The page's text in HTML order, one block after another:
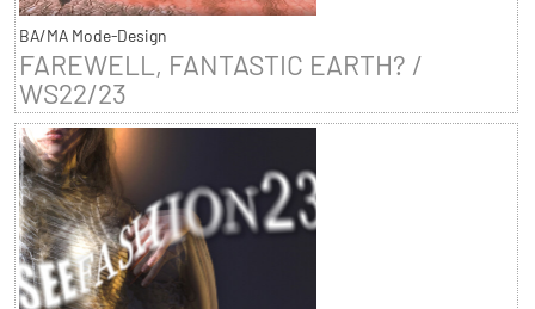
BA/MA Mode-Design
FAREWELL, FANTASTIC EARTH? /
WS22/23